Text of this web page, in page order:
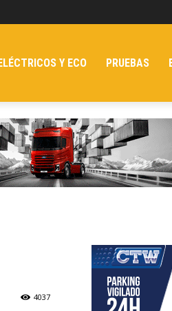
Y ECO PRUEBAS
4037